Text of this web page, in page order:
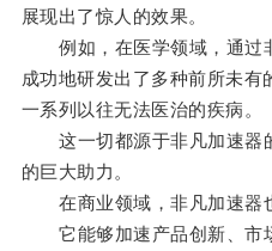
展现出了惊人的效果。
例如，在医学领域，通过
成功地研发出了多种前所未有
一系列以往无法医治的疾病。
这一切都源于非凡加速器
的巨大助力。
在商业领域，非凡加速器也
它能够加速产品创新、市场